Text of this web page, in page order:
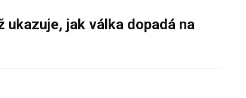
ukazuje, jak válka dopadá na